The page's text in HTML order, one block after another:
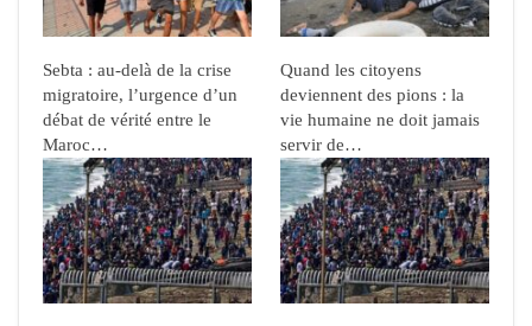
Sebta : au-delà de la crise
migratoire, l’urgence d’un
débat de vérité entre le
Maroc…
Quand les citoyens
deviennent des pions : la
vie humaine ne doit jamais
servir de…